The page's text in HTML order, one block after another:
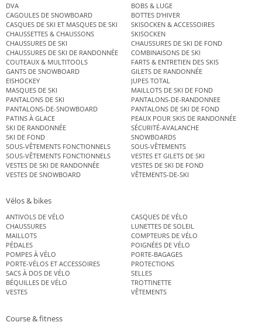
DVA
BOBS & LUGE
CAGOULES DE SNOWBOARD
BOTTES D’HIVER
CASQUES DE SKI ET MASQUES DE SKI
SKISOCKEN & ACCESSOIRES
CHAUSSETTES & CHAUSSONS
SKISOCKEN
CHAUSSURES DE SKI
CHAUSSURES DE SKI DE FOND
CHAUSSURES DE SKI DE RANDONNÉE
COMBINAISONS DE SKI
COUTEAUX & MULTITOOLS
FARTS & ENTRETIEN DES SKIS
GANTS DE SNOWBOARD
GILETS DE RANDONNÉE
EISHOCKEY
JUPES TOTAL
MASQUES DE SKI
MAILLOTS DE SKI DE FOND
PANTALONS DE SKI
PANTALONS-DE-RANDONNEE
PANTALONS-DE-SNOWBOARD
PANTALONS DE SKI DE FOND
PATINS À GLACE
PEAUX POUR SKIS DE RANDONNÉE
SKI DE RANDONNÉE
SÉCURITÉ-AVALANCHE
SKI DE FOND
SNOWBOARDS
SOUS-VÊTEMENTS FONCTIONNELS
SOUS-VÊTEMENTS
SOUS-VÊTEMENTS FONCTIONNELS
VESTES ET GILETS DE SKI
VESTES DE SKI DE RANDONNÉE
VESTES DE SKI DE FOND
VESTES DE SNOWBOARD
VÊTEMENTS-DE-SKI
Vélos & bikes
ANTIVOLS DE VÉLO
CASQUES DE VÉLO
CHAUSSURES
LUNETTES DE SOLEIL
MAILLOTS
COMPTEURS DE VÉLO
PÉDALES
POIGNÉES DE VÉLO
POMPES À VÉLO
PORTE-BAGAGES
PORTE-VÉLOS ET ACCESSOIRES
PROTECTIONS
SACS À DOS DE VÉLO
SELLES
BÉQUILLES DE VÉLO
TROTTINETTE
VESTES
VÊTEMENTS
Course & fitness